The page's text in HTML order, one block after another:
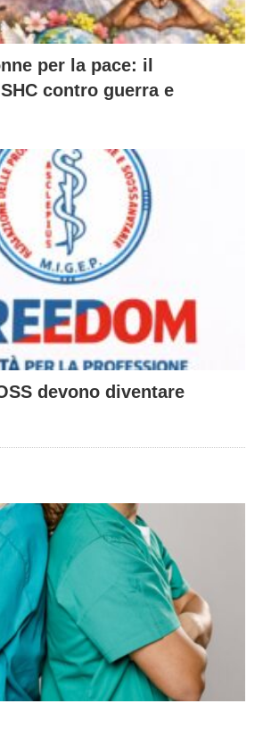
per la pace: il
contro guerra e
devono diventare